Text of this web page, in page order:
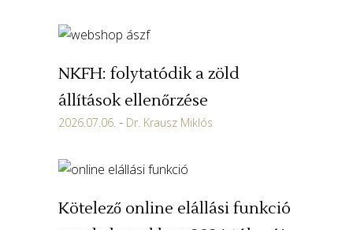
NKFH: folytatódik a zöld
állítások ellenőrzése
2026.07.06. Dr. Krausz Miklós
Kötelező online elállási funkció